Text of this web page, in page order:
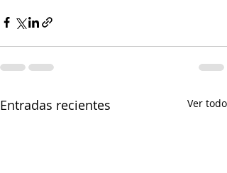
Entradas recientes Ver todo